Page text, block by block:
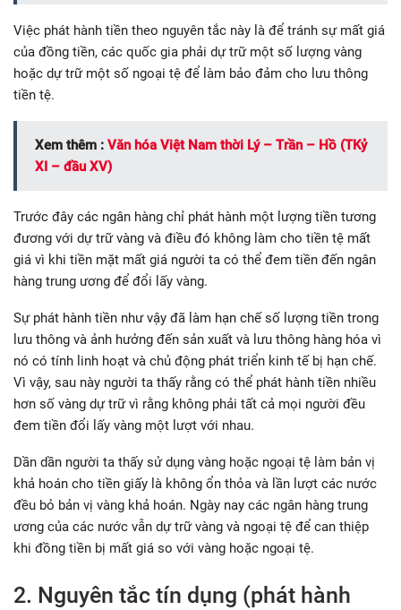
Việc phát hành tiền theo nguyên tắc này là để tránh sự mất giá
của đồng tiền, các quốc gia phải dự trữ một số lượng vàng
hoặc dự trữ một số ngoại tệ để làm bảo đảm cho lưu thông
tiền tệ.
Xem thêm : Văn hóa Việt Nam thời Lý – Trần – Hồ (TKỷ
XI – đầu XV)
Trước đây các ngân hàng chỉ phát hành một lượng tiền tương
đương với dự trữ vàng và điều đó không làm cho tiền tệ mất
giá vì khi tiền mặt mất giá người ta có thể đem tiền đến ngân
hàng trung ương để đổi lấy vàng.
Sự phát hành tiền như vậy đã làm hạn chế số lượng tiền trong
lưu thông và ảnh hưởng đến sản xuất và lưu thông hàng hóa vì
nó có tính linh hoạt và chủ động phát triển kinh tế bị hạn chế.
Vì vậy, sau này người ta thấy rằng có thể phát hành tiền nhiều
hơn số vàng dự trữ vì rằng không phải tất cả mọi người đều
đem tiền đổi lấy vàng một lượt với nhau.
Dần dần người ta thấy sử dụng vàng hoặc ngoại tệ làm bản vị
khả hoán cho tiền giấy là không ổn thỏa và lần lượt các nước
đều bỏ bản vị vàng khả hoán. Ngày nay các ngân hàng trung
ương của các nước vẫn dự trữ vàng và ngoại tệ để can thiệp
khi đồng tiền bị mất giá so với vàng hoặc ngoại tệ.
2. Nguyên tắc tín dụng (phát hành